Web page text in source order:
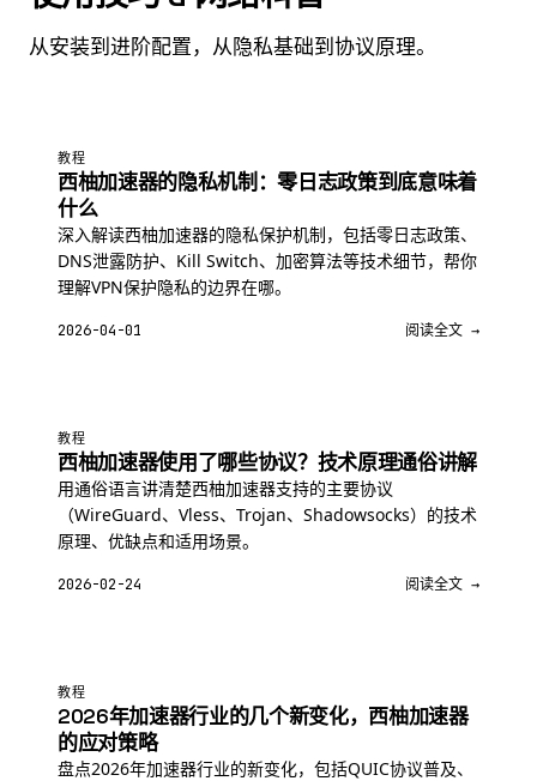
从安装到进阶配置，从隐私基础到协议原理。
教程
西柚加速器的隐私机制：零日志政策到底意味着
什么
深入解读西柚加速器的隐私保护机制，包括零日志政策、
DNS泄露防护、Kill Switch、加密算法等技术细节，帮你
理解VPN保护隐私的边界在哪。
2026-04-01 阅读全文 →
教程
西柚加速器使用了哪些协议？技术原理通俗讲解
用通俗语言讲清楚西柚加速器支持的主要协议
（WireGuard、Vless、Trojan、Shadowsocks）的技术
原理、优缺点和适用场景。
2026-02-24 阅读全文 →
教程
2026年加速器行业的几个新变化，西柚加速器
的应对策略
盘点2026年加速器行业的新变化，包括QUIC协议普及、